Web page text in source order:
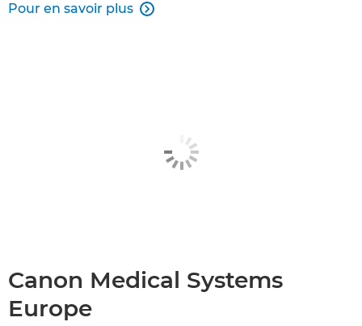
Pour en savoir plus 
Canon Medical Systems
Europe